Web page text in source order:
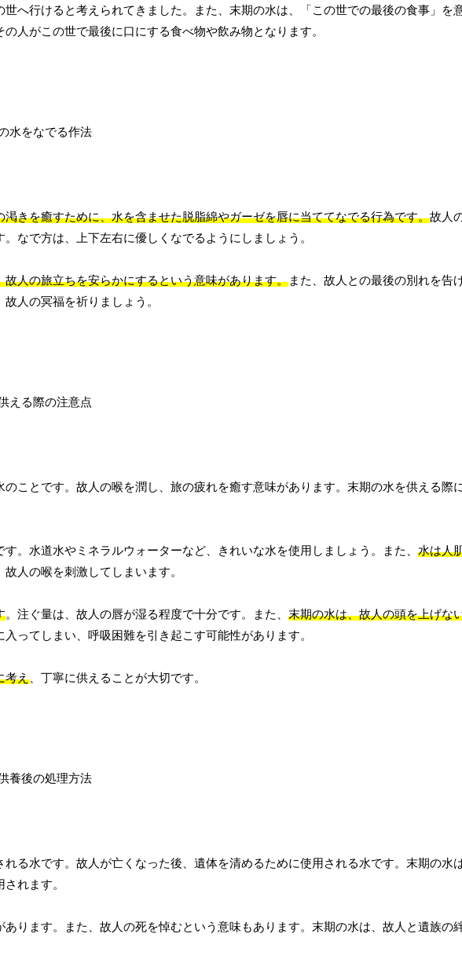
へ行けると考えられてきました。また、末期の水は、「この世での最後の食事」を
人がこの世で最後に口にする食べ物や飲み物となります。
きを癒すために、水を含ませた脱脂綿やガーゼを唇に当ててなでる行為です。故人
なで方は、上下左右に優しくなでるようにしましょう。
人の旅立ちを安らかにするという意味があります。また、故人との最後の別れを告
人の冥福を祈りましょう。
ことです。故人の喉を潤し、旅の疲れを癒す意味があります。末期の水を供える際
す。水道水やミネラルウォーターなど、きれいな水を使用しましょう。また、 水は人
人の喉を刺激してしまいます。
。注ぐ量は、故人の唇が湿る程度で十分です。また、 末期の水は、故人の頭を上げな
ってしまい、呼吸困難を引き起こす可能性があります。
考え、丁寧に供えることが大切です。
る水です。故人が亡くなった後、遺体を清めるために使用される水です。末期の水
れます。
ります。また、故人の死を悼むという意味もあります。末期の水は、故人と遺族の